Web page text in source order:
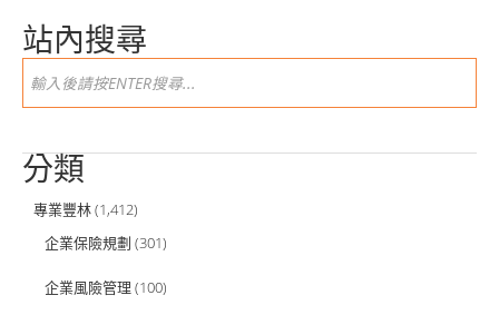
站內搜尋
分類
專業豐林(1,412)
企業保險規劃 (301)
企業風險管理 (100)